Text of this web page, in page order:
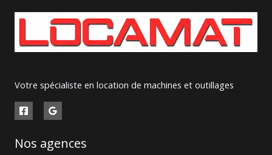
Votre spécialiste en location de machines et outillages
Nos agences